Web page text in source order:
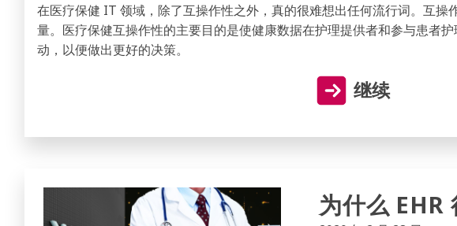
在医疗保健 IT 领域，除了互操作性之外，真的很难想出任何流行词。互操
量。医疗保健互操作性的主要目的是使健康数据在护理提供者和参与患者
动，以便做出更好的决策。
继续
为什么 EHR